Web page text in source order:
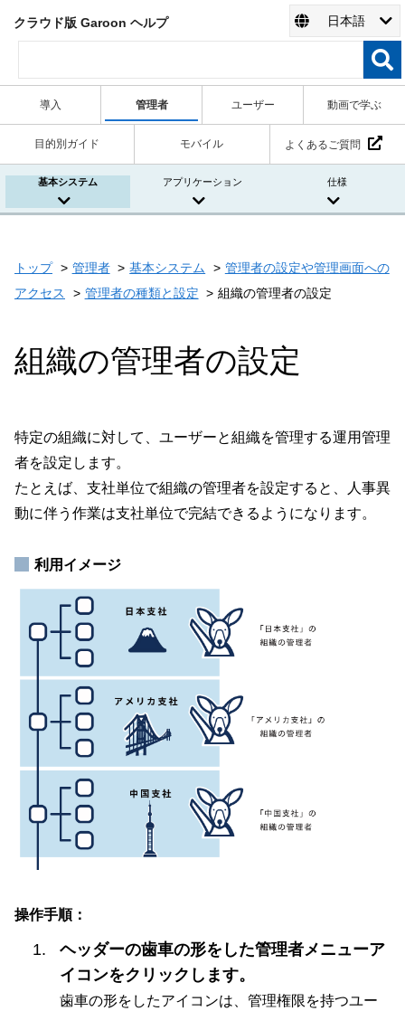
クラウド版 Garoon ヘルプ 日本語
導入 管理者 ユーザー 動画で学ぶ
目的別ガイド モバイル よくあるご質問
基本システム アプリケーション 仕様
トップ 管理者 基本システム
管理者の設定や管理画面への
アクセス
管理者の種類と設定 組織の管理者の設定
組織の管理者の設定
特定の組織に対して、ユーザーと組織を管理する運用管理
者を設定します。
たとえば、支社単位で組織の管理者を設定すると、人事異
動に伴う作業は支社単位で完結できるようになります。
利用イメージ
操作手順：
ヘッダーの歯車の形をした管理者メニューア
イコンをクリックします。
歯車の形をしたアイコンは、管理権限を持つユー